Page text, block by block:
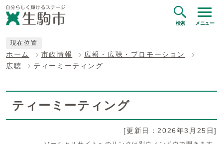
検索 メニュー
現在位置
ホーム 市政情報
広報・広聴・プロモーション
広聴
ティーミーティング
ティーミーティング
[更新日：2026年3月25日]